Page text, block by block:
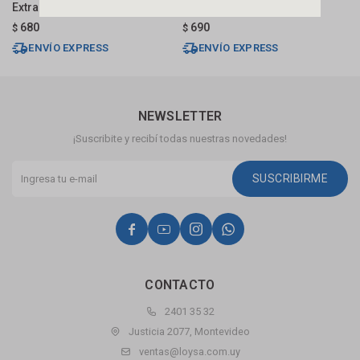
Extraible Grafito
$ 680
ENVÍO EXPRESS
$ 690
ENVÍO EXPRESS
CONTACTO
2401 35 32
Justicia 2077, Montevideo
ventas@loysa.com.uy
NEWSLETTER
¡Suscribite y recibí todas nuestras novedades!
SUSCRIBIRME
   